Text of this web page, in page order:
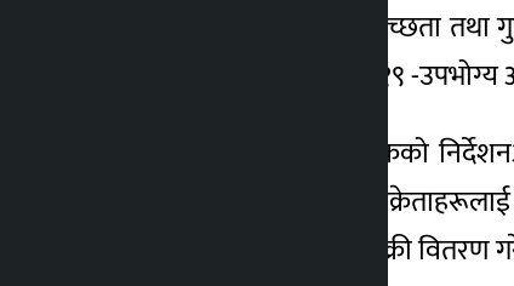
यससँगै विभागले खाद्य स्वच्छता तथा
उत्पादन मिति २०८२/०४/१९ -
साथै, विभागले महानिर्देशकको
सम्बन्धित उत्पादक तथा
हानिकारक खाद्य पदार्थ बिक्री